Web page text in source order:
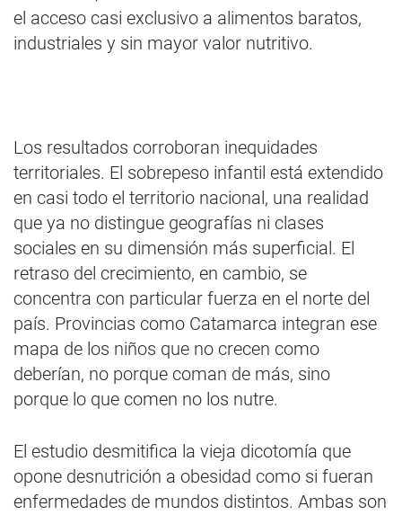
el acceso casi exclusivo a alimentos baratos,
industriales y sin mayor valor nutritivo.
Los resultados corroboran inequidades
territoriales. El sobrepeso infantil está extendido
en casi todo el territorio nacional, una realidad
que ya no distingue geografías ni clases
sociales en su dimensión más superficial. El
retraso del crecimiento, en cambio, se
concentra con particular fuerza en el norte del
país. Provincias como Catamarca integran ese
mapa de los niños que no crecen como
deberían, no porque coman de más, sino
porque lo que comen no los nutre.
El estudio desmitifica la vieja dicotomía que
opone desnutrición a obesidad como si fueran
enfermedades de mundos distintos. Ambas son